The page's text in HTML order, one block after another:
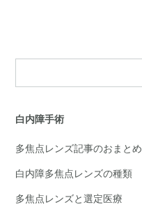
白内障手術
多焦点レンズ記事のおまとめ
白内障多焦点レンズの種類
多焦点レンズと選定医療